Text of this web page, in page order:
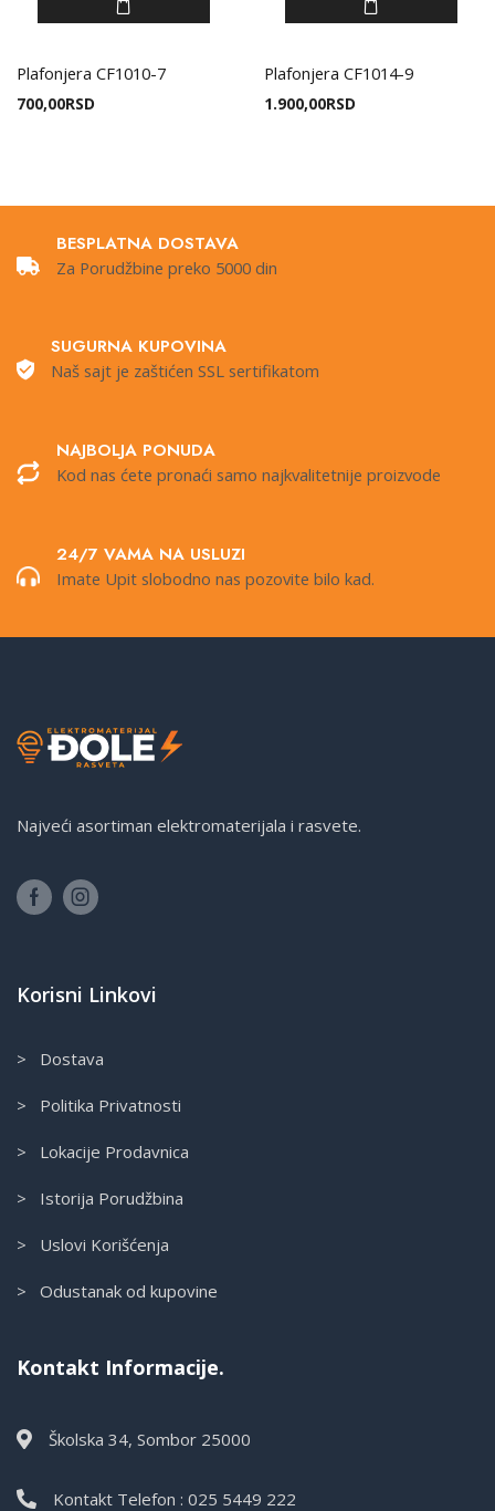
Plafonjera CF1010-7
700,00RSD
Plafonjera CF1014-9
1.900,00RSD
BESPLATNA DOSTAVA
Za Porudžbine preko 5000 din
SUGURNA KUPOVINA
Naš sajt je zaštićen SSL sertifikatom
NAJBOLJA PONUDA
Kod nas ćete pronaći samo najkvalitetnije proizvode
24/7 VAMA NA USLUZI
Imate Upit slobodno nas pozovite bilo kad.
Najveći asortiman elektromaterijala i rasvete.
Korisni Linkovi
> Dostava
> Politika Privatnosti
> Lokacije Prodavnica
> Istorija Porudžbina
> Uslovi Korišćenja
> Odustanak od kupovine
Kontakt Informacije.
Školska 34, Sombor 25000
Kontakt Telefon : 025 5449 222